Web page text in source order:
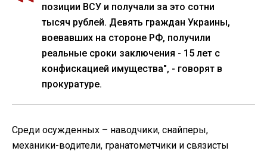
позиции ВСУ и получали за это сотни
тысяч рублей. Девять граждан Украины,
воевавших на стороне РФ, получили
реальные сроки заключения - 15 лет с
конфискацией имущества", - говорят в
прокуратуре.
Среди осужденных – наводчики, снайперы,
механики-водители, гранатометчики и связисты